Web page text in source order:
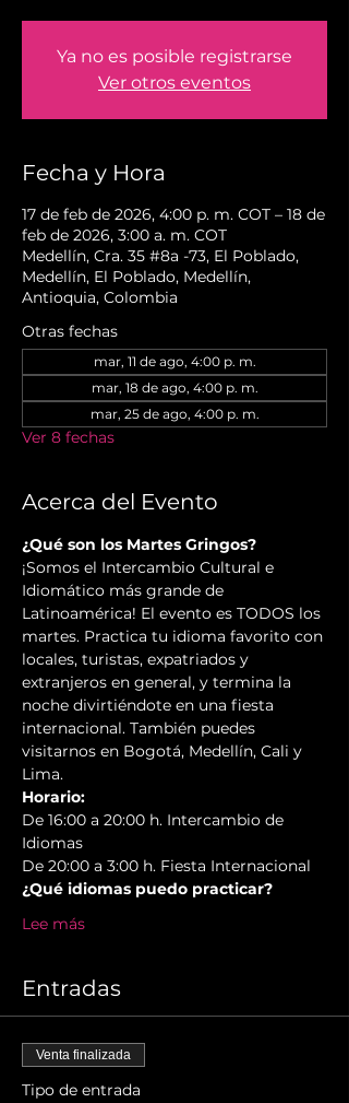
Ya no es posible registrarse
Ver otros eventos
Fecha y Hora
17 de feb de 2026, 4:00 p. m. COT – 18 de
feb de 2026, 3:00 a. m. COT
Medellín, Cra. 35 #8a -73, El Poblado,
Medellín, El Poblado, Medellín,
Antioquia, Colombia
Otras fechas
mar, 11 de ago, 4:00 p. m.
mar, 18 de ago, 4:00 p. m.
mar, 25 de ago, 4:00 p. m.
Ver 8 fechas
Acerca del Evento
¿Qué son los Martes Gringos?
¡Somos el Intercambio Cultural e
Idiomático más grande de
Latinoamérica! El evento es TODOS los
martes. Practica tu idioma favorito con
locales, turistas, expatriados y
extranjeros en general, y termina la
noche divirtiéndote en una fiesta
internacional. También puedes
visitarnos en Bogotá, Medellín, Cali y
Lima.
Horario:
De 16:00 a 20:00 h. Intercambio de
Idiomas
De 20:00 a 3:00 h. Fiesta Internacional
¿Qué idiomas puedo practicar?
Lee más
Entradas
Venta finalizada
Tipo de entrada